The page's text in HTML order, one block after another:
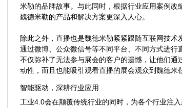
米勒的品牌故事。与此同时，根据行业应用案例
魏德米勒的产品和解决方案更深入人心。
除此之外，直播也是魏德米勒紧紧跟随互联网技
通过微博、公众微信号等不同平台、不同方式进行
不仅弥补了无法参与展会的客户的遗憾，让他们
动性，而且也能吸引观看直播的展会观众到魏德米
智能驱动，深耕行业应用
工业4.0会在颠覆传统行业的同时，为各个行业注